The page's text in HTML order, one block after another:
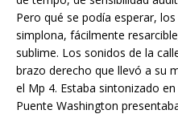
Pero qué se podía esperar,
simplona, fácilmente
sublime. Los sonidos de la
brazo derecho que llevó a su
el Mp 4. Estaba sintonizado
Puente Washington